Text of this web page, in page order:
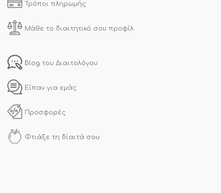
Τρόποι πληρωμής
Μάθε το διαιτητικό σου προφίλ
Blog του Διαιτολόγου
Είπαν για εμάς
Προσφορές
Φτιάξε τη δίαιτά σου